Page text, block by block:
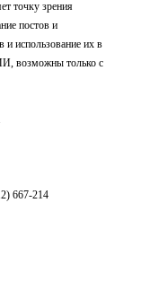
точку зрения
постов и
и использование их в
возможны только с
667-214